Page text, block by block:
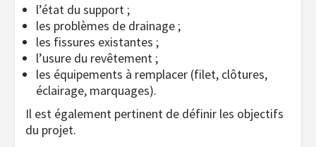
l’état du support ;
les problèmes de drainage ;
les fissures existantes ;
l’usure du revêtement ;
les équipements à remplacer (filet, clôtures,
éclairage, marquages).
Il est également pertinent de définir les objectifs
du projet.